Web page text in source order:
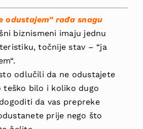
odustajem” rađa snagu
biznismeni imaju jednu
točnije stav – “ja
odlučili da ne odustajete
teško bilo i koliko dugo
da vas prepreke
prije nego što